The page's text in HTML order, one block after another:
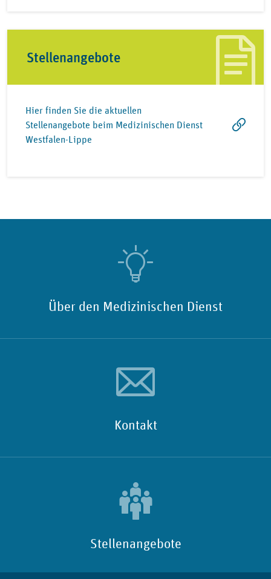
Stellenangebote
Hier finden Sie die aktuellen
Stellenangebote beim Medizinischen Dienst
Westfalen-Lippe
Über den Medizinischen Dienst
Kontakt
Stellenangebote